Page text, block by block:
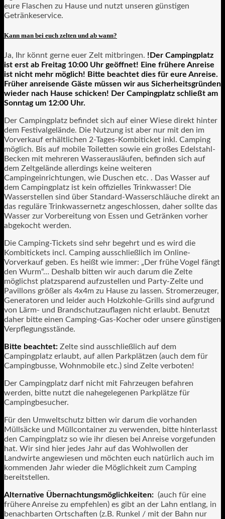
eure Flaschen zu Hause und nutzt unseren günstigen
Getränkeservice.
Kann man bei euch zelten und ab wann?
Ja, Ihr könnt gerne euer Zelt mitbringen. !Der Campingplatz
ist erst ab Freitag 10:00 Uhr geöffnet! Eine frühere Anreise
ist nicht mehr möglich! Bitte beachtet dies für eure Anreise.
Früher anreisende Gäste müssen wir aus Sicherheitsgründen
wieder nach Hause schicken! Der Campingplatz schließt am
Sonntag um 12:00 Uhr.
Der Campingplatz befindet sich auf einer Wiese direkt hinter
dem Festivalgelände. Die Nutzung ist aber nur mit den im
Vorverkauf erhältlichen 2-Tages-Kombiticket inkl. Camping
möglich. Bis auf mobile Toiletten sowie ein großes Edelstahl-
Becken mit mehreren Wasserausläufen, befinden sich auf
dem Zeltgelände allerdings keine weiteren
Campingeinrichtungen, wie Duschen etc. . Das Wasser auf
dem Campingplatz ist kein offizielles Trinkwasser! Die
Wasserstellen sind über Standard-Wasserschläuche direkt an
das reguläre Trinkwassernetz angeschlossen, daher sollte das
Wasser zur Vorbereitung von Essen und Getränken vorher
abgekocht werden.
Die Camping-Tickets sind sehr begehrt und es wird die
Kombitickets incl. Camping ausschließlich im Online-
Vorverkauf geben. Es heißt wie immer: „Der frühe Vogel fängt
den Wurm“… Deshalb bitten wir auch darum die Zelte
möglichst platzsparend aufzustellen und Party-Zelte und
Pavillons größer als 4x4m zu Hause zu lassen. Stromerzeuger,
Generatoren und leider auch Holzkohle-Grills sind aufgrund
von Lärm- und Brandschutzauflagen nicht erlaubt. Benutzt
daher bitte einen Camping-Gas-Kocher oder unsere günstigen
Verpflegungsstände.
Bitte beachtet: Zelte sind ausschließlich auf dem
Campingplatz erlaubt, auf allen Parkplätzen (auch dem für
Campingbusse, Wohnmobile etc.) sind Zelte verboten!
Der Campingplatz darf nicht mit Fahrzeugen befahren
werden, bitte nutzt die nahegelegenen Parkplätze für
Campingbesucher.
Für den Umweltschutz bitten wir darum die vorhanden
Müllsäcke und Müllcontainer zu verwenden, bitte hinterlasst
den Campingplatz so wie ihr diesen bei Anreise vorgefunden
hat. Wir sind hier jedes Jahr auf das Wohlwollen der
Landwirte angewiesen und möchten euch natürlich auch im
kommenden Jahr wieder die Möglichkeit zum Camping
bereitstellen.
Alternative Übernachtungsmöglichkeiten: (auch für eine
frühere Anreise zu empfehlen) es gibt an der Lahn entlang, in
benachbarten Ortschaften (z.B. Runkel / mit der Bahn nur